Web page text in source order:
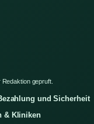
gepruft.
und Sicherheit
& Kliniken